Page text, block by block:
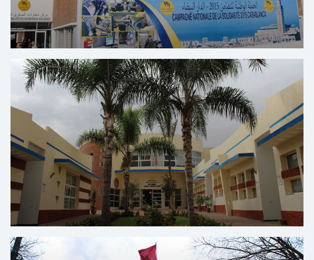
مركز المقاولات الصغرى التضامنية
الإدماج المهني عبر تشجيع المقاولة التضامنية